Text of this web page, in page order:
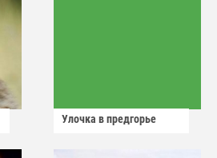
Улочка в предгорье